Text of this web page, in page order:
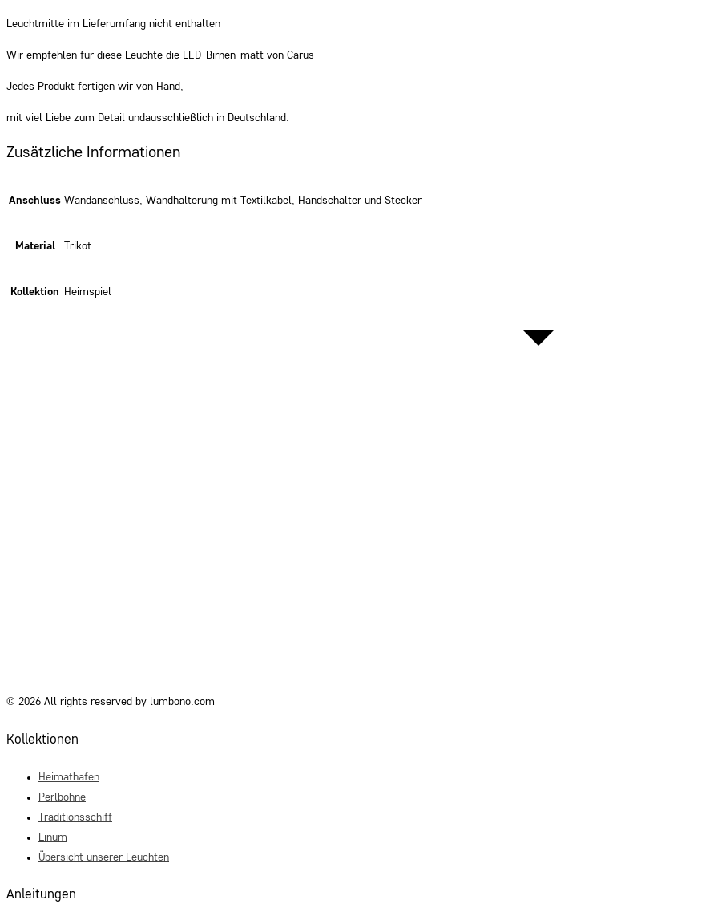
Leuchtmitte im Lieferumfang nicht enthalten
Wir empfehlen für diese Leuchte die LED-Birnen-matt von Carus
Jedes Produkt fertigen wir von Hand,
mit viel Liebe zum Detail undausschließlich in Deutschland.
Zusätzliche Informationen
Anschluss Wandanschluss, Wandhalterung mit Textilkabel, Handschalter und Stecker
Material Trikot
Kollektion Heimspiel
© 2026 All rights reserved by lumbono.com
Kollektionen
Heimathafen
Perlbohne
Traditionsschiff
Linum
Übersicht unserer Leuchten
Anleitungen